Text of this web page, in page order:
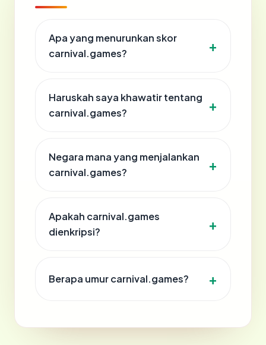
Apa yang menurunkan skor
carnival.games?
Haruskah saya khawatir tentang
carnival.games?
Negara mana yang menjalankan
carnival.games?
Apakah carnival.games
dienkripsi?
Berapa umur carnival.games?